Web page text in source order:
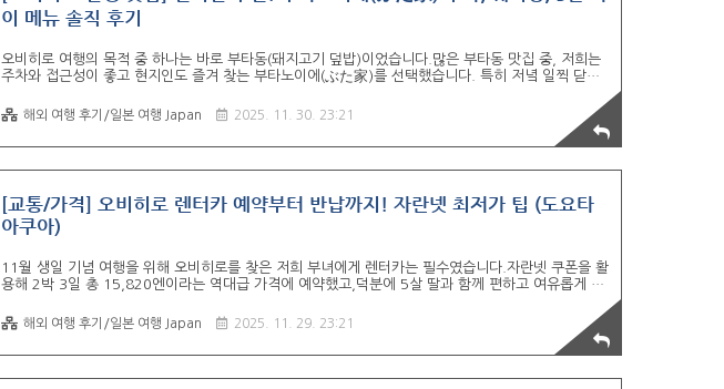
이 메뉴 솔직 후기
오비히로 여행의 목적 중 하나는 바로 부타동(돼지고기 덮밥)이었습니다.많은 부타동 맛집 중, 저희는
주차와 접근성이 좋고 현지인도 즐겨 찾는 부타노이에(ぶた家)를 선택했습니다. 특히 저녘 일찍 닫는
지 제공받아 만족도가 매우 높았습니다. 🐷 부타노이에: 주차, 영업시간 및 웨이팅 팁 1. 영업시간 및
내부 환경: 오비히로의 식당들은 저녁에 문을 일찍 닫는 곳이 많은데, 부타노이에도 19시까지 영업합
니다.내부에 난로가 있어서 11월의 쌀쌀한 날씨에도 따뜻하고 쾌적하게 식사를 즐길 수 있었습니다.
기..
해외 여행 후기/일본 여행 Japan 2025. 11. 30. 23:21
[교통/가격] 오비히로 렌터카 예약부터 반납까지! 자란넷 최저가 팁 (도요타
아쿠아)
11월 생일 기념 여행을 위해 오비히로를 찾은 저희 부녀에게 렌터카는 필수였습니다.자란넷 쿠폰을 활
용해 2박 3일 총 15,820엔이라는 역대급 가격에 예약했고,덕분에 5살 딸과 함께 편하고 여유롭게 다
막 주유구 색상까지 모든 것을 공개합니다. 자란넷 쿠폰으로 2박 3일 렌터카 최저가 예약 1. 예약처 및
가격: 자란넷에서 쿠폰을 사용해 2박 3일 렌터카를 총 15,820엔에 예약했습니다.현장에서 카드 결제
했으며, 예약 시에는 별도 결제가 필요하지 않아 편리했습니다. ▼ 오비히로 렌터카 자란넷 쿠폰 받으
해외 여행 후기/일본 여행 Japan 2025. 11. 29. 23:21